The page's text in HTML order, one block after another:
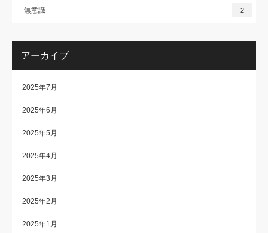
無意識 2
アーカイブ
2025年7月
2025年6月
2025年5月
2025年4月
2025年3月
2025年2月
2025年1月